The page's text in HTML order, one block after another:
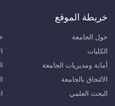
خريطة الموقع
حول الجامعة
الكليات
أمانة ومديريات الجامعة
الالتحاق بالجامعة
البحث العلمي